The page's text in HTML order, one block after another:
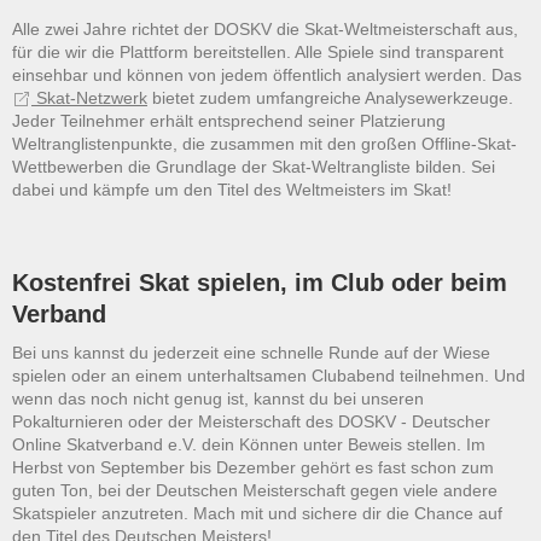
Alle zwei Jahre richtet der DOSKV die Skat-Weltmeisterschaft aus,
für die wir die Plattform bereitstellen. Alle Spiele sind transparent
einsehbar und können von jedem öffentlich analysiert werden. Das
Skat-Netzwerk bietet zudem umfangreiche Analysewerkzeuge.
Jeder Teilnehmer erhält entsprechend seiner Platzierung
Weltranglistenpunkte, die zusammen mit den großen Offline-Skat-
Wettbewerben die Grundlage der Skat-Weltrangliste bilden. Sei
dabei und kämpfe um den Titel des Weltmeisters im Skat!
Kostenfrei Skat spielen, im Club oder beim
Verband
Bei uns kannst du jederzeit eine schnelle Runde auf der Wiese
spielen oder an einem unterhaltsamen Clubabend teilnehmen. Und
wenn das noch nicht genug ist, kannst du bei unseren
Pokalturnieren oder der Meisterschaft des DOSKV - Deutscher
Online Skatverband e.V. dein Können unter Beweis stellen. Im
Herbst von September bis Dezember gehört es fast schon zum
guten Ton, bei der Deutschen Meisterschaft gegen viele andere
Skatspieler anzutreten. Mach mit und sichere dir die Chance auf
den Titel des Deutschen Meisters!